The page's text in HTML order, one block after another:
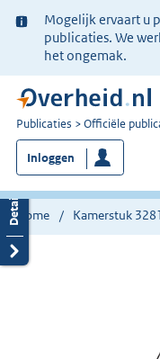
Ter
informatie:
Mogelijk ervaart u
publicaties. We
het ongemak.
U
bent
nu
hier:
Publicaties Officiële
Inloggen
Home Kamerstuk